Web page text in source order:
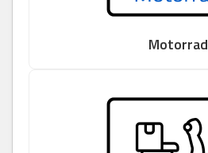
Motorrad